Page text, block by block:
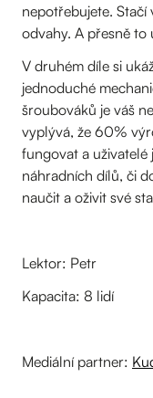
nepotřebujete. Stačí
odvahy. A přesně to
V druhém díle si
jednoduché
šroubováků je váš
vyplývá, že 60%
fungovat a uživatelé
náhradních dílů, či
naučit a oživit své
Lektor: Petr
Kapacita: 8 lidí
Mediální partner: